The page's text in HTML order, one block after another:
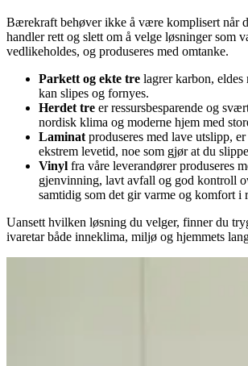
Bærekraft behøver ikke å være komplisert når
handler rett og slett om å velge løsninger som
vedlikeholdes, og produseres med omtanke.
Parkett og ekte tre lagrer karbon,
kan slipes og fornyes.
Herdet tre er ressursbesparende og
nordisk klima og moderne hjem med
Laminat produseres med lave utslipp,
ekstrem levetid, noe som gjør at du
Vinyl fra våre leverandører produseres
gjenvinning, lavt avfall og god kontroll
samtidig som det gir varme og komfort i
Uansett hvilken løsning du velger, finner du
ivaretar både inneklima, miljø og hjemmets